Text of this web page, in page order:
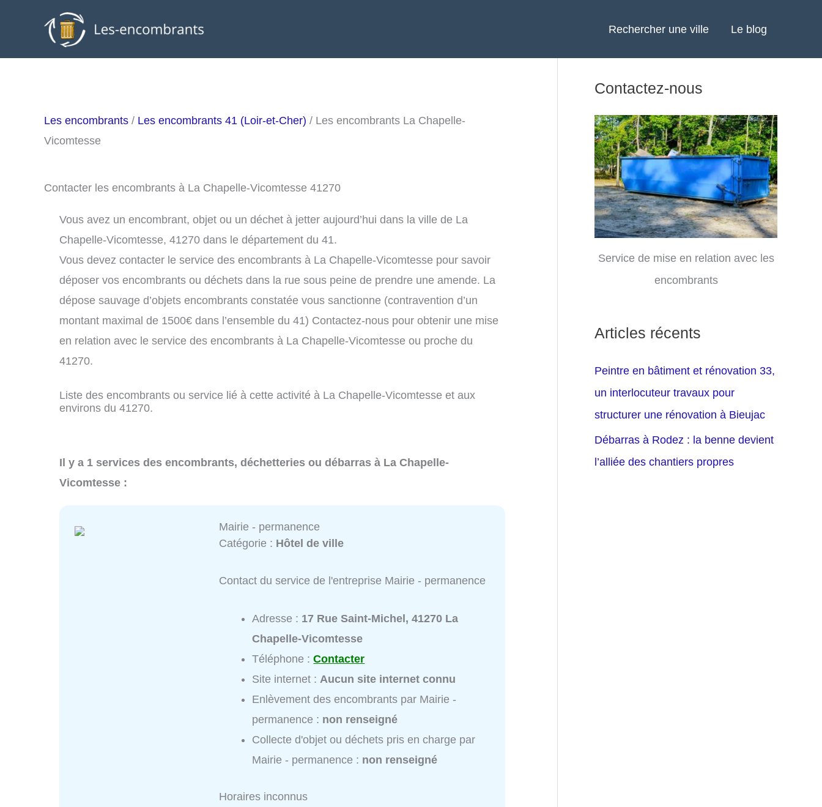
Rechercher une ville Le blog
Les encombrants / Les encombrants 41 (Loir-et-Cher) / Les encombrants La Chapelle-
Vicomtesse
Contacter les encombrants à La Chapelle-Vicomtesse 41270
Vous avez un encombrant, objet ou un déchet à jetter aujourd’hui dans la ville de La
Chapelle-Vicomtesse, 41270 dans le département du 41.
Vous devez contacter le service des encombrants à La Chapelle-Vicomtesse pour savoir
déposer vos encombrants ou déchets dans la rue sous peine de prendre une amende. La
dépose sauvage d’objets encombrants constatée vous sanctionne (contravention d’un
montant maximal de 1500€ dans l’ensemble du 41) Contactez-nous pour obtenir une mise
en relation avec le service des encombrants à La Chapelle-Vicomtesse ou proche du
41270.
Liste des encombrants ou service lié à cette activité à La Chapelle-Vicomtesse et aux
environs du 41270.
Il y a 1 services des encombrants, déchetteries ou débarras à La Chapelle-
Vicomtesse :
Mairie - permanence
Catégorie : Hôtel de ville
Contact du service de l'entreprise Mairie - permanence
Adresse : 17 Rue Saint-Michel, 41270 La
Chapelle-Vicomtesse
Téléphone :Contacter
Site internet :Aucun site internet connu
Enlèvement des encombrants par Mairie -
permanence : non renseigné
Collecte d'objet ou déchets pris en charge par
Mairie - permanence : non renseigné
Horaires inconnus
Contactez-nous
Service de mise en relation avec les
encombrants
Articles récents
Peintre en bâtiment et rénovation 33,
un interlocuteur travaux pour
structurer une rénovation à Bieujac
Débarras à Rodez : la benne devient
l’alliée des chantiers propres